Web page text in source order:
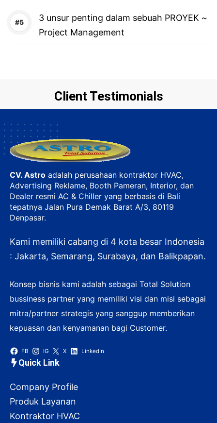
3 unsur penting dalam sebuah PROYEK ~
Project Management
Client Testimonials
CV. Astro adalah perusahaan kontraktor HVAC,
Advertising Reklame, Booth Pameran, Interior, dan
Dealer resmi AC & Chiller yang berbasis di Bali
tepatnya Jalan Pura Demak Barat A/3, 80119
Denpasar.
Kami memiliki cabang di 4 kota besar Indonesia
: Jakarta, Semarang, Surabaya, dan Balikpapan.
Konsep bisnis kami adalah sebagai Total Solution
bussiness partner yang memiliki visi dan misi sebagai
mitra/partner strategis yang sanggup memberikan
kepuasan dan kenyamanan bagi Customer.
FB IG X LinkedIn
Quick Link
Company Profile
Produk Layanan
Kontraktor HVAC